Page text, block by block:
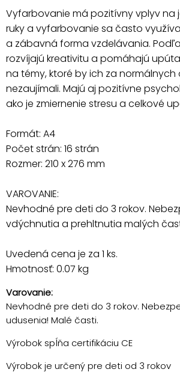
Vyfarbovanie má pozitívny vplyv na
ruky a vyfarbovanie sa často
a zábavná forma vzdelávania.
rozvíjajú kreativitu a pomáhajú
na témy, ktoré by ich za normálnych
nezaujímali. Majú aj pozitívne
ako je zmiernenie stresu a celkové
Formát: A4
Počet strán: 16 strán
Rozmer: 210 x 276 mm
VAROVANIE:
Nevhodné pre deti do 3 rokov.
vdýchnutia a prehltnutia malých
Uvedená cena je za 1 ks.
Hmotnosť: 0.07 kg
Varovanie:
Nevhodné pre deti do 3 rokov.
udusenia! Malé časti.
Výrobok spĺňa certifikáciu CE
Výrobok je určený pre deti od 3 rokov